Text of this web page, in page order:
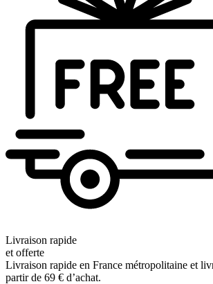
Livraison rapide
et offerte
Livraison rapide en France métropolitaine et
partir de 69 € d’achat.